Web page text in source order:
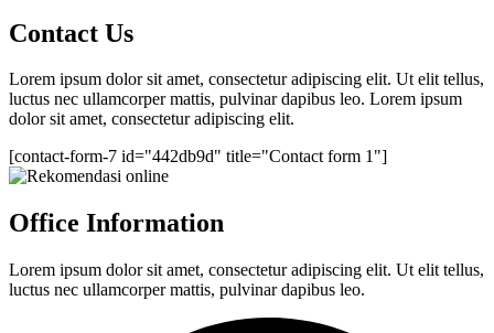
Contact Us
Lorem ipsum dolor sit amet, consectetur adipiscing elit. Ut elit tellus,
luctus nec ullamcorper mattis, pulvinar dapibus leo. Lorem ipsum
dolor sit amet, consectetur adipiscing elit.
[contact-form-7 id="442db9d" title="Contact form 1"]
Office Information
Lorem ipsum dolor sit amet, consectetur adipiscing elit. Ut elit tellus,
luctus nec ullamcorper mattis, pulvinar dapibus leo.